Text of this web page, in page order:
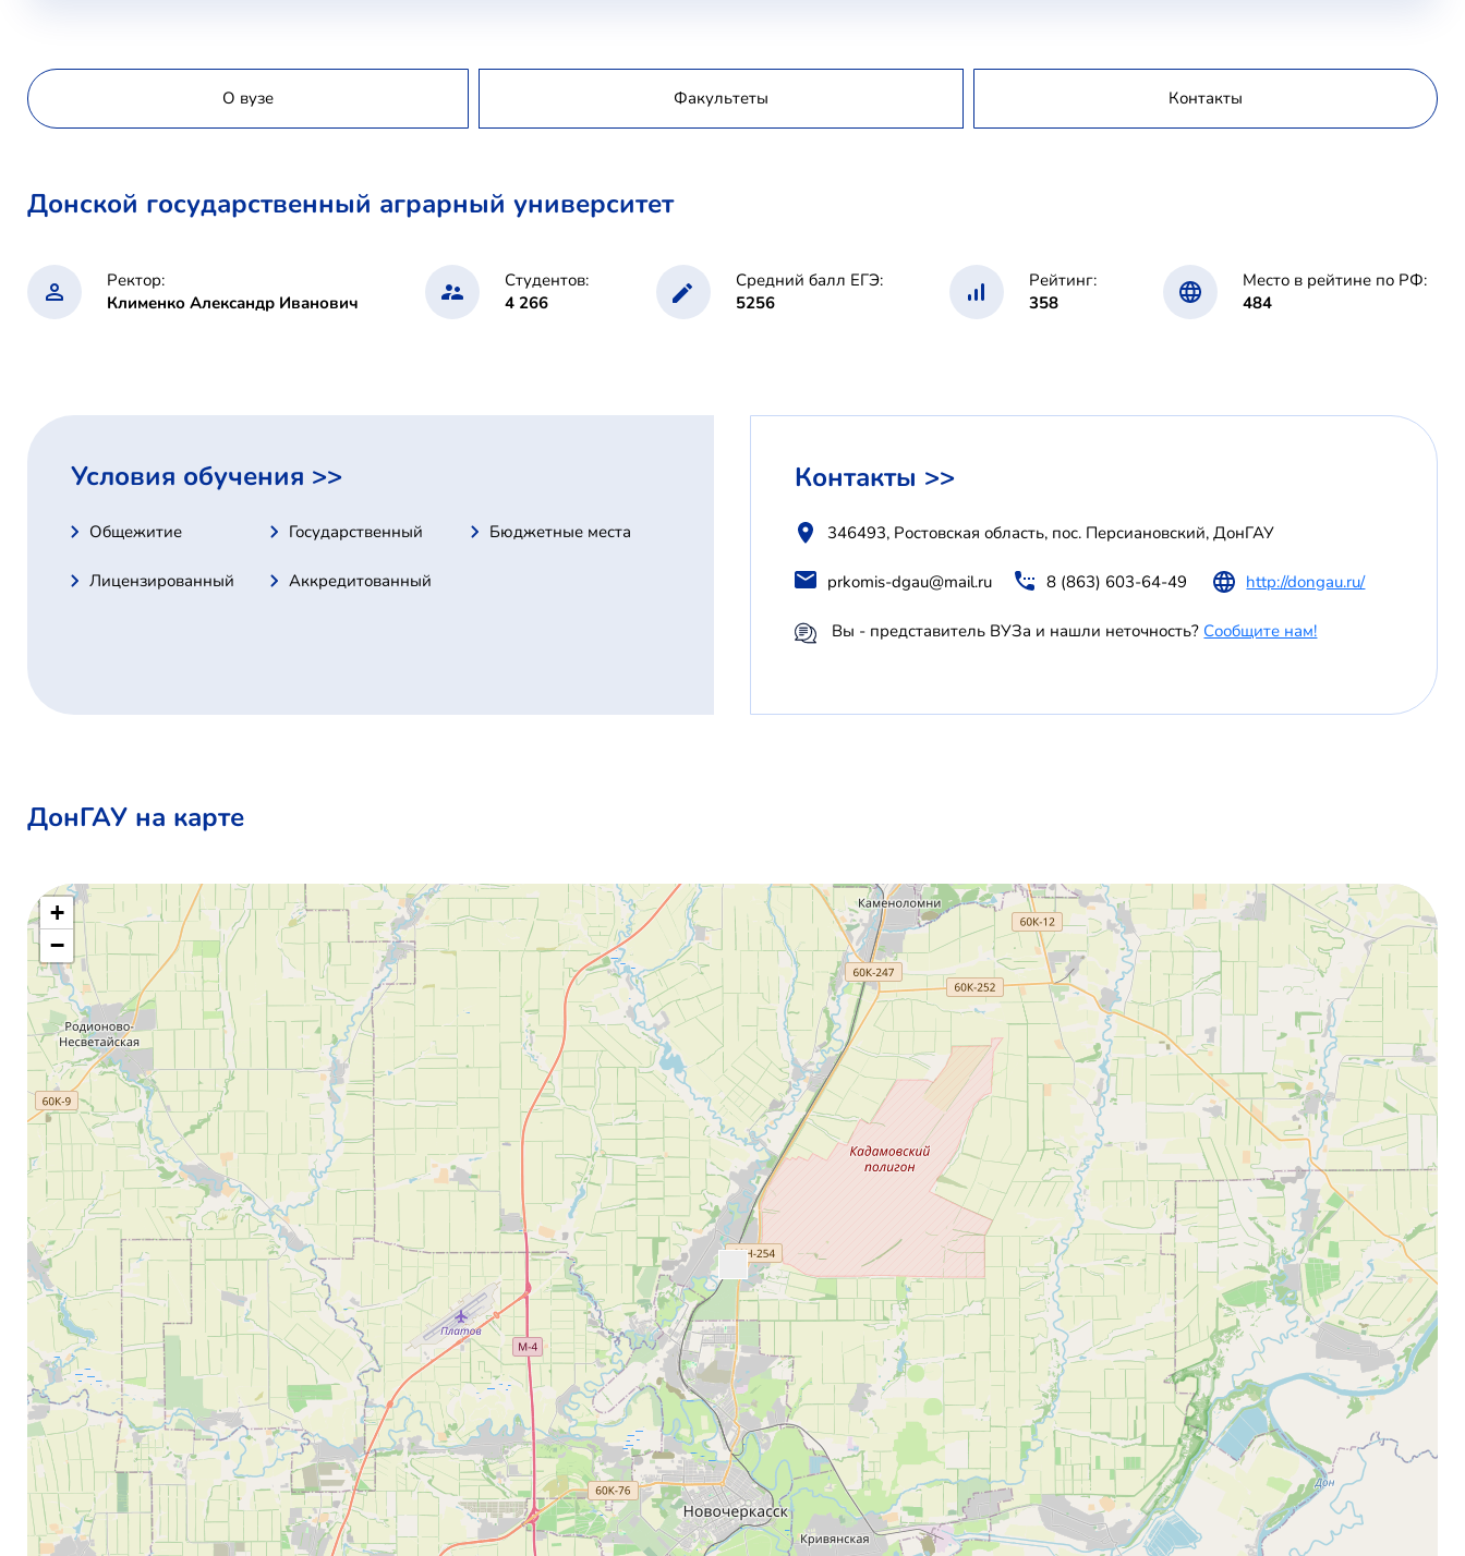
О вузе Факультеты Контакты
Донской государственный аграрный университет
Ректор:
Клименко Александр Иванович
Студентов:
4 266
Средний балл ЕГЭ:
5256
Рейтинг:
358
Место в рейтине по РФ:
484
Условия обучения >>
Общежитие Государственный Бюджетные места
Лицензированный Аккредитованный
Контакты >>
346493, Ростовская область, пос. Персиановский, ДонГАУ
prkomis-dgau@mail.ru 8 (863) 603-64-49 http://dongau.ru/
Вы - представитель ВУЗа и нашли неточность? Сообщите нам!
ДонГАУ на карте
+
−